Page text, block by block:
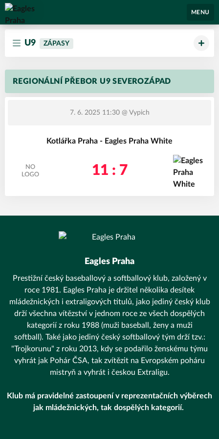
Eagles Praha
MENU
U9 ZÁPASY
REGIONÁLNÍ PŘEBOR U9 SEVEROZÁPAD
7. 6. 2025 11:30@ Vypich
Kotlářka Praha - Eagles Praha White
11 : 7
Eagles Praha
Prestižní český baseballový a softballový klub, založený v
roce 1981. Eagles Praha je držitel několika desítek
mládežnických i extraligových titulů, jako jediný český klub
drží všechna vítězství v jednom roce ze všech dospělých
kategorií z roku 1988 (muži baseball, ženy a muži
softball). Také jako jediný český softballový tým drží tzv.:
"Trojkorunu" z roku 2013, kdy se podařilo ženskému týmu
vyhrát jak Pohár ČSA, tak zvítězit na Evropském poháru
mistryň a vyhrát i českou Extraligu.
Klub má pravidelné zastoupení v reprezentačních výběrech
jak mládežnických, tak dospělých kategorií.